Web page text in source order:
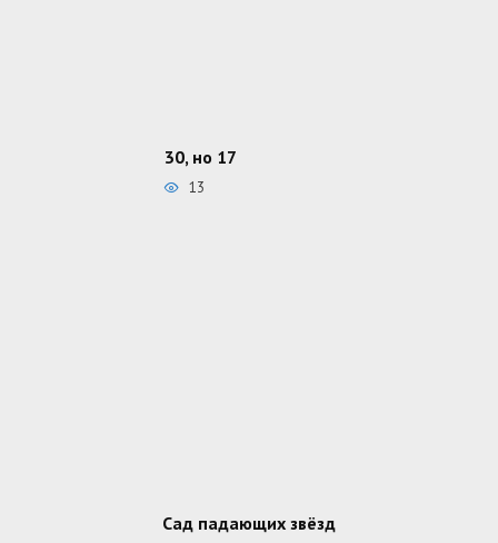
30, но 17
13
Сад падающих звёзд